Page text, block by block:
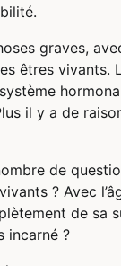
graves,
êtres vivants.
il y a de
de
? Avec
de sa
incarné ?